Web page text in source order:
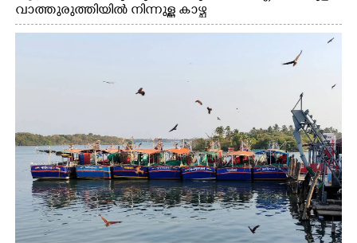
വാത്തുരുത്തിയിൽ നിന്നുള്ള കാഴ്ച